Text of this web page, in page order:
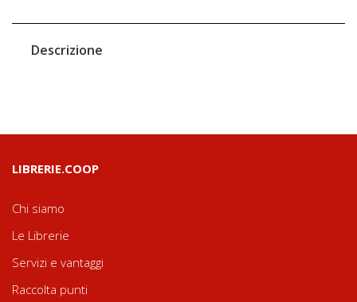
Descrizione
LIBRERIE.COOP
Chi siamo
Le Librerie
Servizi e vantaggi
Raccolta punti